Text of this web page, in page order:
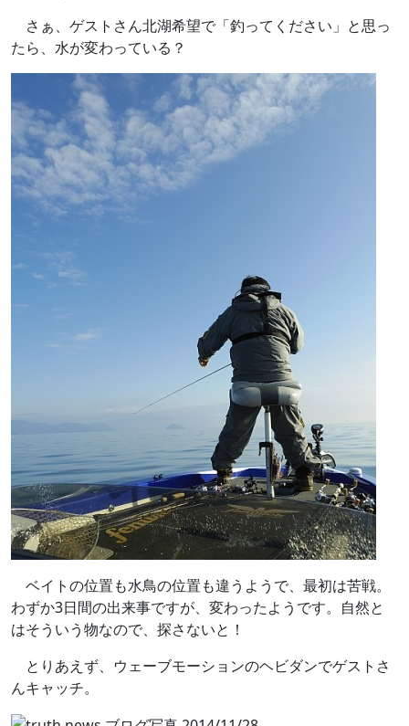
さぁ、ゲストさん北湖希望で「釣ってください」と思っ
たら、水が変わっている？
ベイトの位置も水鳥の位置も違うようで、最初は苦戦。
わずか3日間の出来事ですが、変わったようです。自然と
はそういう物なので、探さないと！
とりあえず、ウェーブモーションのヘビダンでゲストさ
んキャッチ。